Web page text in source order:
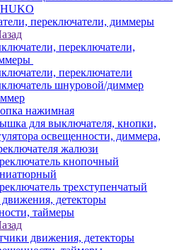
переключатели, диммеры
переключатели,
переключатели
шнуровой/диммер
нажимная
для выключателя, кнопки,
освещенности, диммера,
жалюзи
кнопочный
трехступенчатый
детекторы
таймеры
движения, детекторы